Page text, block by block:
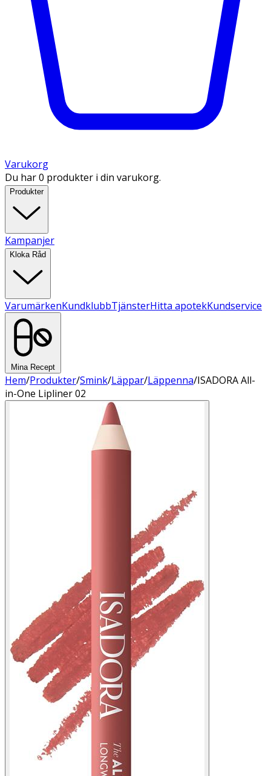
Varukorg
Du har 0 produkter i din varukorg.
Produkter
Kampanjer
Kloka Råd
VarumärkenKundklubbTjänsterHitta apotekKundservice
Mina Recept
Hem/Produkter/Smink/Läppar/Läppenna/ISADORA All-
in-One Lipliner 02